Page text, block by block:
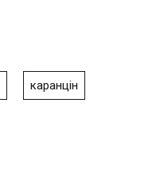
каранцін